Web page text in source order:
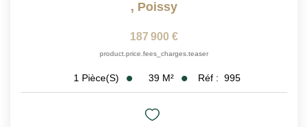
, Poissy
187 900 €
product.price.fees_charges.teaser
1 Pièce(s) 39 M² Réf : 995